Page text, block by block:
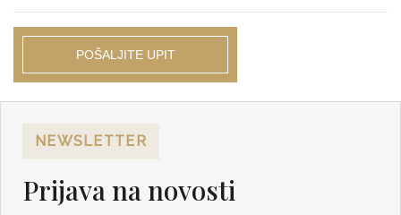
POŠALJITE UPIT
NEWSLETTER
Prijava na novosti